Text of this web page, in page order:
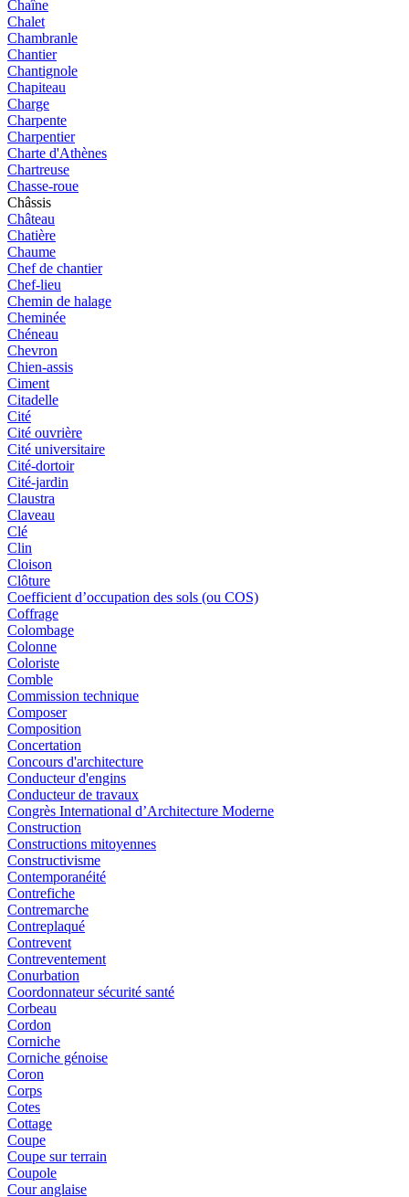
Chaîne
Chalet
Chambranle
Chantier
Chantignole
Chapiteau
Charge
Charpente
Charpentier
Charte d'Athènes
Chartreuse
Chasse-roue
Châssis
Château
Chatière
Chaume
Chef de chantier
Chef-lieu
Chemin de halage
Cheminée
Chéneau
Chevron
Chien-assis
Ciment
Citadelle
Cité
Cité ouvrière
Cité universitaire
Cité-dortoir
Cité-jardin
Claustra
Claveau
Clé
Clin
Cloison
Clôture
Coefficient d’occupation des sols (ou COS)
Coffrage
Colombage
Colonne
Coloriste
Comble
Commission technique
Composer
Composition
Concertation
Concours d'architecture
Conducteur d'engins
Conducteur de travaux
Congrès International d’Architecture Moderne
Construction
Constructions mitoyennes
Constructivisme
Contemporanéité
Contrefiche
Contremarche
Contreplaqué
Contrevent
Contreventement
Conurbation
Coordonnateur sécurité santé
Corbeau
Cordon
Corniche
Corniche génoise
Coron
Corps
Cotes
Cottage
Coupe
Coupe sur terrain
Coupole
Cour anglaise